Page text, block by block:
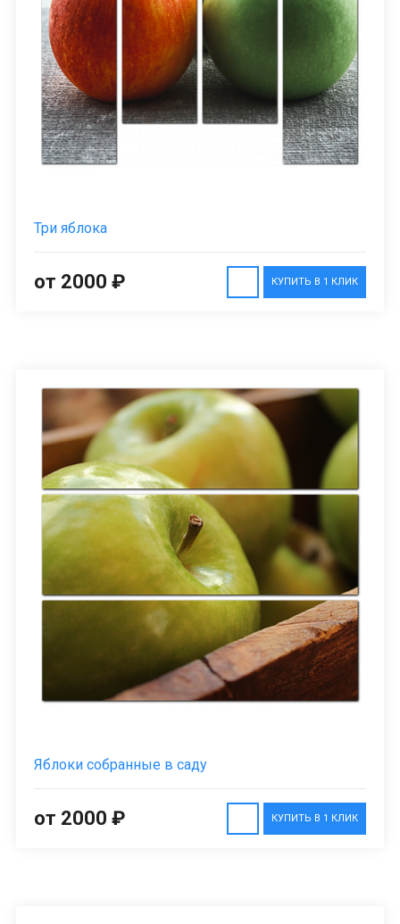
Три яблока
КУПИТЬ В 1 КЛИК
от 2000 ₽
Яблоки собранные в саду
КУПИТЬ В 1 КЛИК
от 2000 ₽